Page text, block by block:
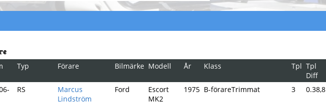
Typ Förare Bilmärke Modell År Klass Tpl Tpl
Diff
RS
Marcus
Lindström
Ford
Escort
MK2
1975 B-förareTrimmat 3 0.38,8